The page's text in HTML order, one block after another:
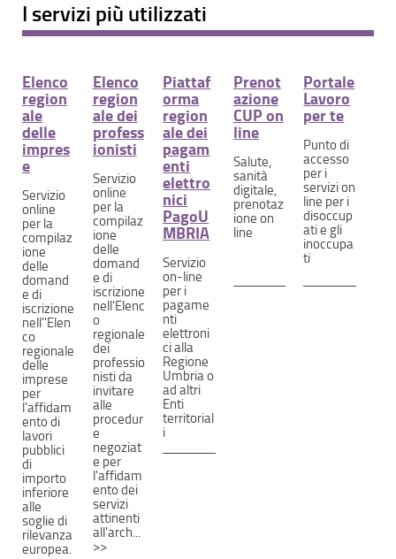
I servizi più utilizzati
Elenco
region
ale
delle
impres
e
Servizio
online
per la
compilaz
ione
delle
domand
e di
iscrizione
nell''Elen
co
regionale
delle
imprese
per
l'affidam
ento di
lavori
pubblici
di
importo
inferiore
alle
soglie di
rilevanza
europea.
Elenco
region
ale dei
profess
ionisti
Servizio
online
per la
compilaz
ione
delle
domand
e di
iscrizione
nell'Elenc
o
regionale
dei
professio
nisti da
invitare
alle
procedur
e
negoziat
e per
l'affidam
ento dei
servizi
attinenti
all'arch...
>>
Piattaf
orma
region
ale dei
pagam
enti
elettro
nici
PagoU
MBRIA
Servizio
on-line
per i
pagame
nti
elettroni
ci alla
Regione
Umbria o
ad altri
Enti
territorial
i
Prenot
azione
CUP on
line
Salute,
sanità
digitale,
prenotaz
ione on
line
Portale
Lavoro
per te
Punto di
accesso
per i
servizi on
line per i
disoccup
ati e gli
inoccupa
ti